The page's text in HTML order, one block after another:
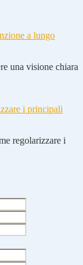
a lungo
una visione chiara
i principali
regolarizzare i